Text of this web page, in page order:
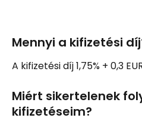
Mennyi a kifizetési
A kifizetési díj 1,75% + 0,3
Miért sikertelenek
kifizetéseim?